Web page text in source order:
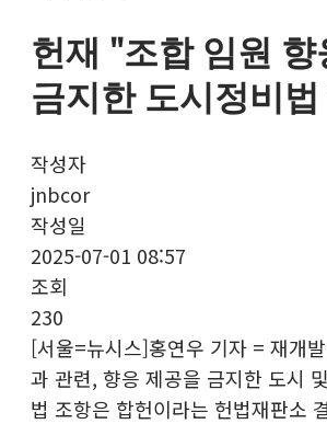
헌재 "조합 임원 향
금지한 도시정비
작성자
jnbcor
작성일
2025-07-01 08:57
조회
230
[서울=뉴시스]홍연우 기자 = 재개
과 관련, 향응 제공을 금지한 도시
법 조항은 합헌이라는 헌법재판소